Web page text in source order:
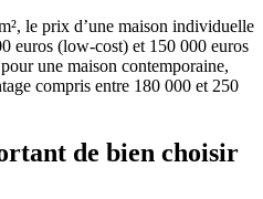
le prix d’une maison individuelle
euros (low-cost) et 150 000 euros
une maison contemporaine,
compris entre 180 000 et 250
de bien choisir